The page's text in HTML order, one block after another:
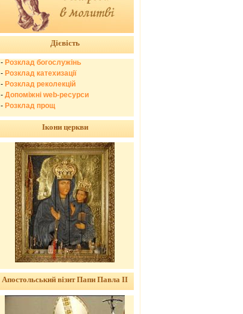
Дієвість
- Розклад богослужінь
- Розклад катехизації
- Розклад реколекцій
- Допоміжні web-ресурси
- Розклад прощ
Ікони церкви
Апостольський візит Папи Павла ІІ